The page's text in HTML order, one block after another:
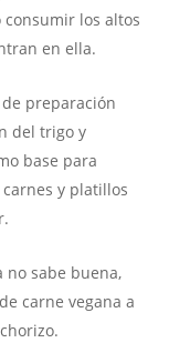
los altos
en ella.
preparación
del trigo y
base para
y platillos
no sabe buena,
carne vegana a